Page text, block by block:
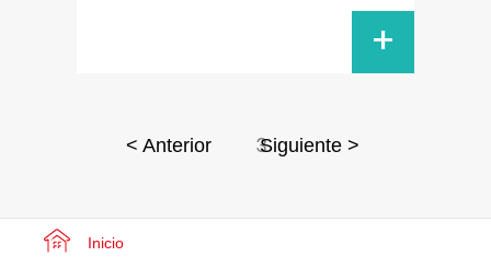
+
< Anterior 3Siguiente >
Inicio